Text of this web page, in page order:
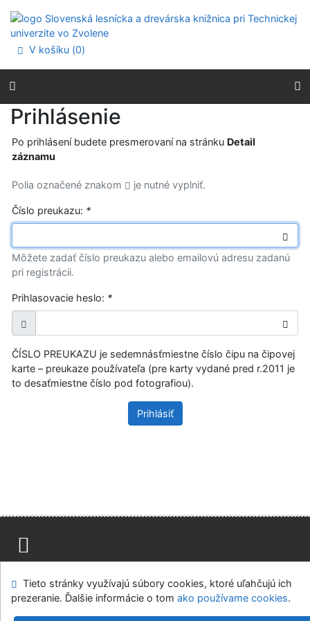
Prejsť na menu
Prehlásenie o webovej prístupnosti
V košíku (0)
Prihlásenie
Po prihlásení budete presmerovaní na stránku Detail
záznamu
Polia označené znakom je nutné vyplniť.
Číslo preukazu: *
Môžete zadať číslo preukazu alebo emailovú adresu zadanú
pri registrácii.
Prihlasovacie heslo: *
ČÍSLO PREUKAZU je sedemnásťmiestne číslo čipu na čipovej
karte – preukaze používateľa (pre karty vydané pred r.2011 je
to desaťmiestne číslo pod fotografiou).
Prihlásiť
Modul OpenSearch
Napíšte nám Nastavenie cookies
Tieto stránky využívajú súbory cookies, ktoré uľahčujú ich
prezeranie. Ďalšie informácie o tom ako používame cookies.